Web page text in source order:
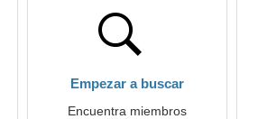
Empezar a buscar
Encuentra miembros